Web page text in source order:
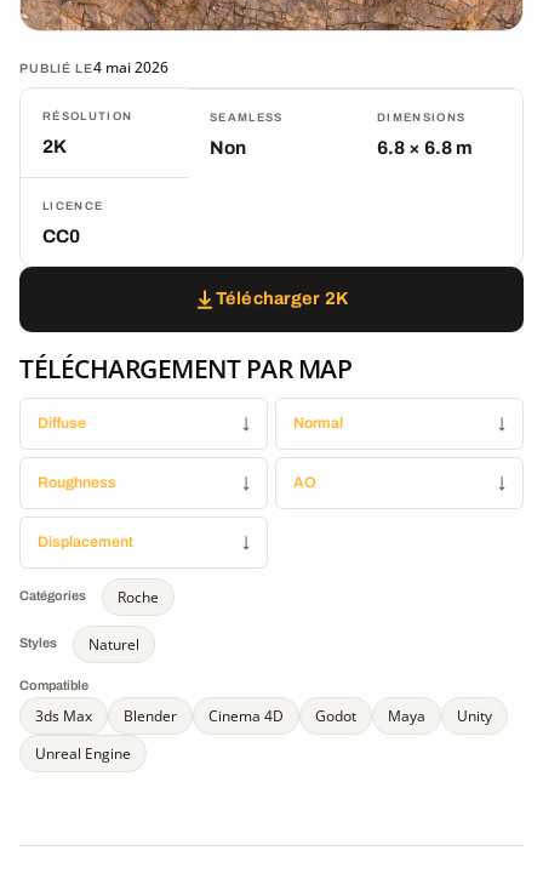
PUBLIÉ LE4 mai 2026
RÉSOLUTION
2K
SEAMLESS
Non
DIMENSIONS
6.8 × 6.8 m
LICENCE
CC0
Télécharger 2K
TÉLÉCHARGEMENT PAR MAP
Diffuse ↓ Normal ↓
Roughness ↓ AO ↓
Displacement ↓
Catégories Roche
Styles Naturel
Compatible
3ds Max Blender Cinema 4D Godot Maya
Unity
Unreal Engine